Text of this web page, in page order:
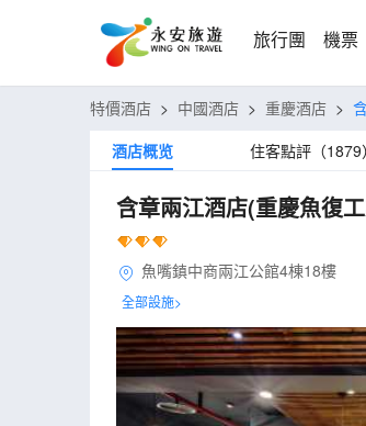
旅行團 機票
特價酒店 > 中國酒店 > 重慶酒店 >
酒店概览
住客點評（1879）
含章兩江酒店(重慶魚復
魚嘴鎮中商兩江公館4棟18樓
全部設施>